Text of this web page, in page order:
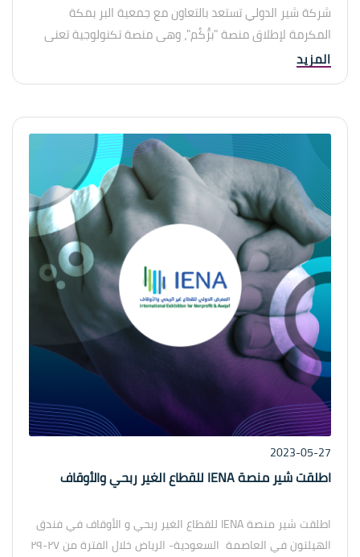
شركة شير الدولي تستعد بالتعاون مع جمعية البر بمكة
المكرمة لإطلاق منصة "برُّكُم"، وهي منصة تكنولوجية تعنى
بالاستجابة لاحتياجات المحتاجين والفقراء. سيتم تدشين المنصة
"برُّكُم" منصة تقنية مبتكرة تهدف إلى تسهيل التبرعات وتقديم
المساعدة للمحتاجين بطريقة فعالة وشفافة. يأتي هذا التعاون
ضمن رؤية شركة شير الدولي في تبني مبادرات تكنولوجية
تسهم في تحسين المجتمع ودعم العمل الخيري.
المزيد
2023-05-27
اطلقت شير منصة IENA للقطاع الغير ربحي والأوقاف
اطلقت شير منصة IENA للقطاع الغير ربحي و الأوقاف في فندق
الهيلتون في العاصمة السعودية- الرياض خلال الفترة من ٢٧-٢٩